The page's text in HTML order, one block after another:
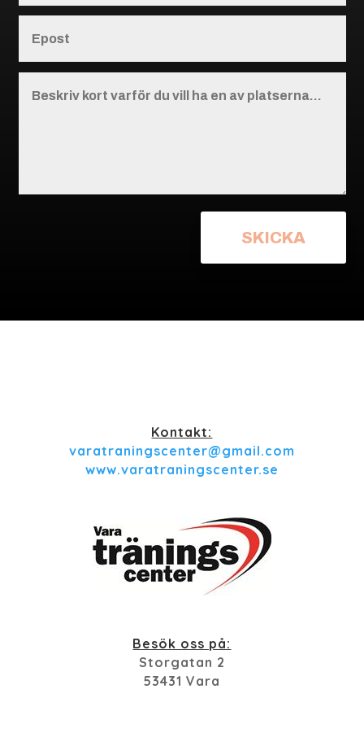
SKICKA
Kontakt:
varatraningscenter@gmail.com
www.varatraningscenter.se
Besök oss på:
Storgatan 2
53431 Vara